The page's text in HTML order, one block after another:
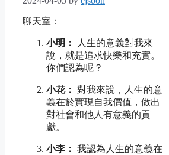
聊天室：
小明：
人生的意義對我來
說，就是追求快樂和充實。
你們認為呢？
小花： 對我來說，人生的意
義在於實現自我價值，做出
對社會和他人有意義的貢
獻。
小李： 我認為人生的意義在